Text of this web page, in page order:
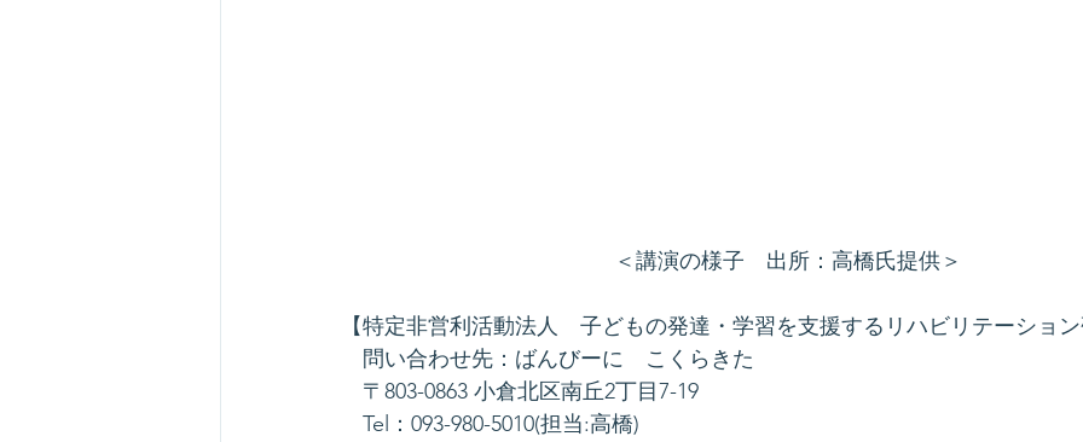
＜講演の様子　出所：高橋氏提供＞
【特定非営利活動法人　子どもの発達・学習を支援するリハビリテーショ
問い合わせ先：ばんびーに　こくらきた
〒803-0863 小倉北区南丘2丁目7-19
Tel：093-980-5010(担当:高橋)